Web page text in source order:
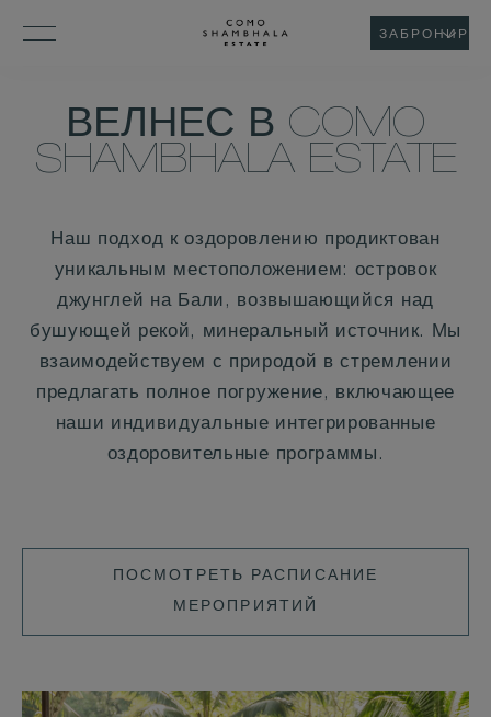
ВЕЛНЕС В COMO
SHAMBHALA ESTATE
Наш подход к оздоровлению продиктован
уникальным местоположением: островок
джунглей на Бали, возвышающийся над
бушующей рекой, минеральный источник. Мы
взаимодействуем с природой в стремлении
предлагать полное погружение, включающее
наши индивидуальные интегрированные
оздоровительные программы.
ПОСМОТРЕТЬ
РАСПИСАНИЕ
МЕРОПРИЯТИЙ
ПОСМОТРЕТЬ РАСПИСАНИЕ
МЕРОПРИЯТИЙ